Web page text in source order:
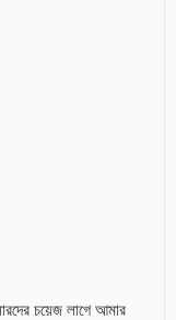
চয়েজ লাগে আমার